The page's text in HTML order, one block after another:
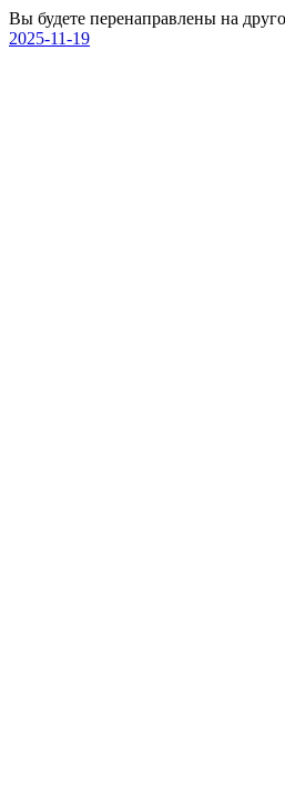
Вы будете перенаправлены на
2025-11-19